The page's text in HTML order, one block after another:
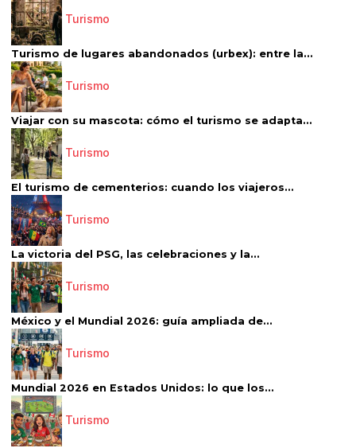
Turismo
Turismo de lugares abandonados (urbex): entre la...
Turismo
Viajar con su mascota: cómo el turismo se adapta...
Turismo
El turismo de cementerios: cuando los viajeros...
Turismo
La victoria del PSG, las celebraciones y la...
Turismo
México y el Mundial 2026: guía ampliada de...
Turismo
Mundial 2026 en Estados Unidos: lo que los...
Turismo